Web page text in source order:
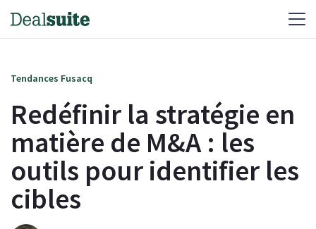
Tendances Fusacq
Redéfinir la stratégie en
matière de M&A : les
outils pour identifier les
cibles